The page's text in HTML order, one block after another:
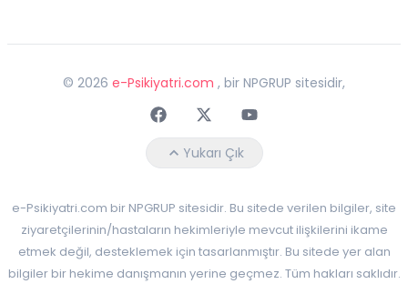
© 2026 e-Psikiyatri.com , bir NPGRUP sitesidir,
FaceebokTwitterYoutube
Yukarı Çık
e-Psikiyatri.com bir NPGRUP sitesidir. Bu sitede verilen bilgiler, site
ziyaretçilerinin/hastaların hekimleriyle mevcut ilişkilerini ikame
etmek değil, desteklemek için tasarlanmıştır. Bu sitede yer alan
bilgiler bir hekime danışmanın yerine geçmez. Tüm hakları saklıdır.